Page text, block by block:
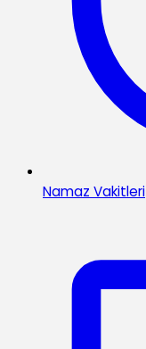
Namaz Vakitleri